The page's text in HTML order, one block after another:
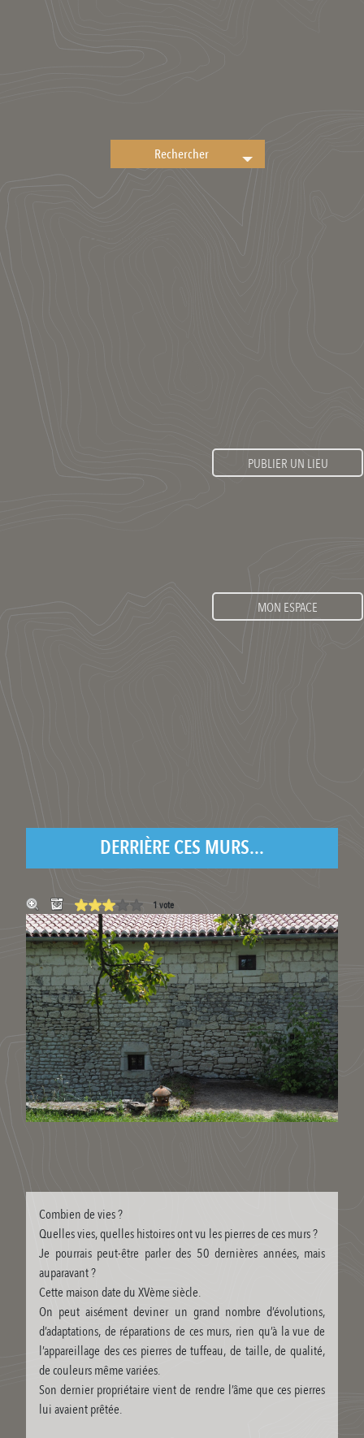
PUBLIER UN LIEU
MON ESPACE
DERRIÈRE CES MURS...
1 vote
Combien de vies ?
Quelles vies, quelles histoires ont vu les pierres de ces murs ?
Je pourrais peut-être parler des 50 dernières années, mais
auparavant ?
Cette maison date du XVème siècle.
On peut aisément deviner un grand nombre d’évolutions,
d’adaptations, de réparations de ces murs, rien qu’à la vue de
l’appareillage des ces pierres de tuffeau, de taille, de qualité,
de couleurs même variées.
Son dernier propriétaire vient de rendre l’âme que ces pierres
lui avaient prêtée.